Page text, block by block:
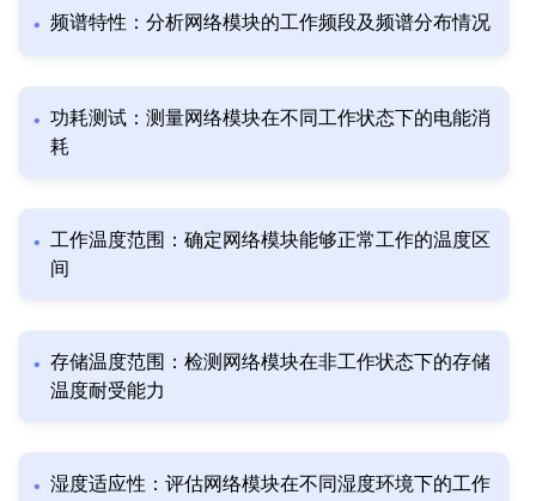
频谱特性：分析网络模块的工作频段及频谱分布情况
功耗测试：测量网络模块在不同工作状态下的电能消
耗
工作温度范围：确定网络模块能够正常工作的温度区
间
存储温度范围：检测网络模块在非工作状态下的存储
温度耐受能力
湿度适应性：评估网络模块在不同湿度环境下的工作